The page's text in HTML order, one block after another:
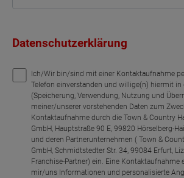
Datenschutzerklärung
Ich/Wir bin/sind mit einer Kontaktaufnahme
Telefon einverstanden und willige(n) hiermit in
(Speicherung, Verwendung, Nutzung und
meiner/unserer vorstehenden Daten zum
Kontaktaufnahme durch die Town & Country
GmbH, Hauptstraße 90 E, 99820 Hörselberg-
und deren Partnerunternehmen ( Town &
GmbH, Schmidtstedter Str. 34, 99084 Erfurt,
Franchise-Partner) ein. Eine Kontaktaufnahme
mir/uns Informationen und personalisierte